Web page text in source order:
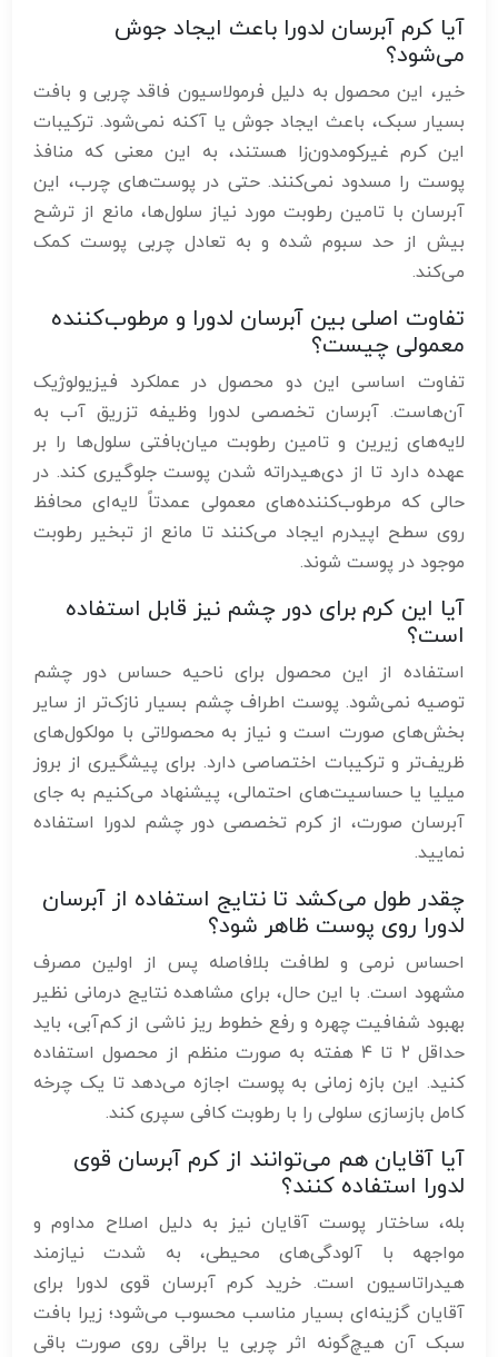
آیا کرم آبرسان لدورا باعث ایجاد جوش
می‌شود؟
خیر، این محصول به دلیل فرمولاسیون فاقد چربی و بافت
بسیار سبک، باعث ایجاد جوش یا آکنه نمی‌شود. ترکیبات
این کرم غیرکومدون‌زا هستند، به این معنی که منافذ
پوست را مسدود نمی‌کنند. حتی در پوست‌های چرب، این
آبرسان با تامین رطوبت مورد نیاز سلول‌ها، مانع از ترشح
بیش از حد سبوم شده و به تعادل چربی پوست کمک
می‌کند.
تفاوت اصلی بین آبرسان لدورا و مرطوب‌کننده
معمولی چیست؟
تفاوت اساسی این دو محصول در عملکرد فیزیولوژیک
آن‌هاست. آبرسان تخصصی لدورا وظیفه تزریق آب به
لایه‌های زیرین و تامین رطوبت میان‌بافتی سلول‌ها را بر
عهده دارد تا از دی‌هیدراته شدن پوست جلوگیری کند. در
حالی که مرطوب‌کننده‌های معمولی عمدتاً لایه‌ای محافظ
روی سطح اپیدرم ایجاد می‌کنند تا مانع از تبخیر رطوبت
موجود در پوست شوند.
آیا این کرم برای دور چشم نیز قابل استفاده
است؟
استفاده از این محصول برای ناحیه حساس دور چشم
توصیه نمی‌شود. پوست اطراف چشم بسیار نازک‌تر از سایر
بخش‌های صورت است و نیاز به محصولاتی با مولکول‌های
ظریف‌تر و ترکیبات اختصاصی دارد. برای پیشگیری از بروز
میلیا یا حساسیت‌های احتمالی، پیشنهاد می‌کنیم به جای
آبرسان صورت، از کرم تخصصی دور چشم لدورا استفاده
نمایید.
چقدر طول می‌کشد تا نتایج استفاده از آبرسان
لدورا روی پوست ظاهر شود؟
احساس نرمی و لطافت بلافاصله پس از اولین مصرف
مشهود است. با این حال، برای مشاهده نتایج درمانی نظیر
بهبود شفافیت چهره و رفع خطوط ریز ناشی از کم‌آبی، باید
حداقل ۲ تا ۴ هفته به صورت منظم از محصول استفاده
کنید. این بازه زمانی به پوست اجازه می‌دهد تا یک چرخه
کامل بازسازی سلولی را با رطوبت کافی سپری کند.
آیا آقایان هم می‌توانند از کرم آبرسان قوی
لدورا استفاده کنند؟
بله، ساختار پوست آقایان نیز به دلیل اصلاح مداوم و
مواجهه با آلودگی‌های محیطی، به شدت نیازمند
هیدراتاسیون است. خرید کرم آبرسان قوی لدورا برای
آقایان گزینه‌ای بسیار مناسب محسوب می‌شود؛ زیرا بافت
سبک آن هیچ‌گونه اثر چربی یا براقی روی صورت باقی